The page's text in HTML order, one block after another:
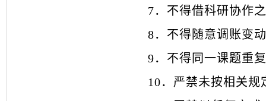
7． 不得借科研协作
8． 不得随意调账变
9．不得同一课题重
10． 严禁未按相关规